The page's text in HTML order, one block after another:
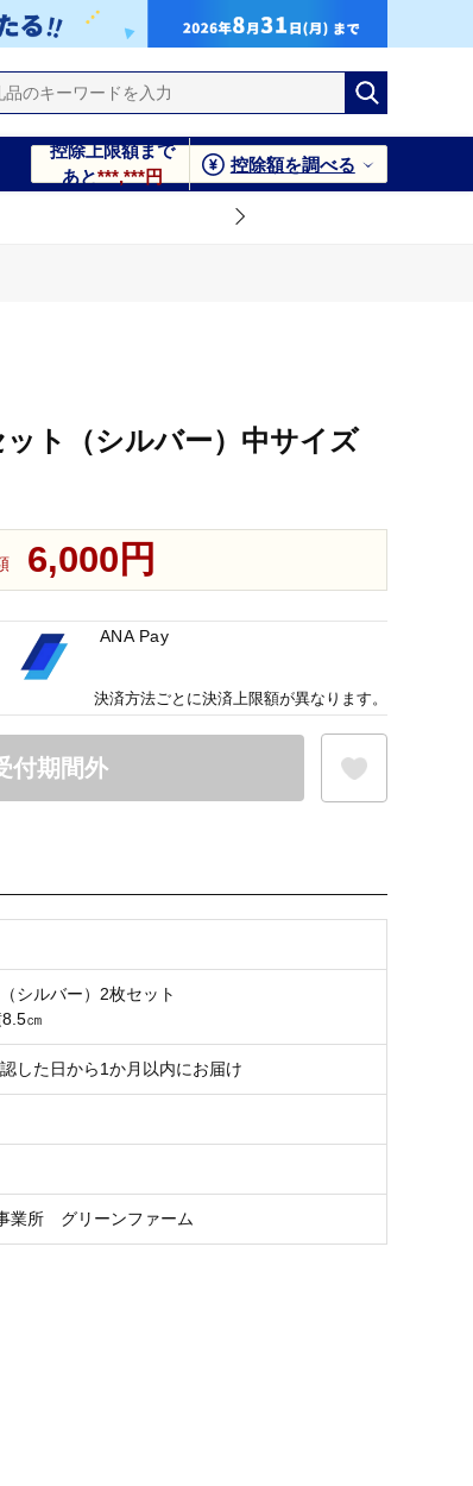
控除上限額まで
あと***,***円
控除額を調べる
ト（シルバー）中サイズ
6,000円
付期間外
シルバー）2枚セット
㎝
した日から1か月以内にお届け
業所 グリーンファーム
ANA Pay
決済方法ごとに決済上限額が異なります。